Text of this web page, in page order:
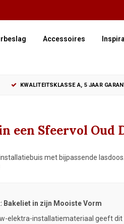
Accessoires
KWALITEITSKLASSE A, 5 JAAR
een Sfeervol Oud
met bijpassende
Bakeliet in zijn Mooiste Vorm
elektra-installatiemateriaal geeft dit